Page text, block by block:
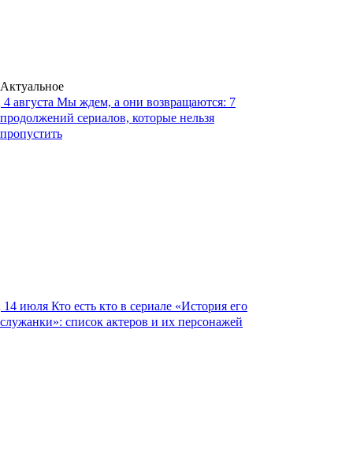
Актуальное
4 августа Мы ждем, а они возвращаются: 7
продолжений сериалов, которые нельзя
пропустить
14 июля Кто есть кто в сериале «История его
служанки»: список актеров и их персонажей